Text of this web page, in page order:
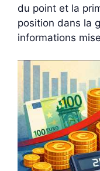
du point et la
position dans la
informations